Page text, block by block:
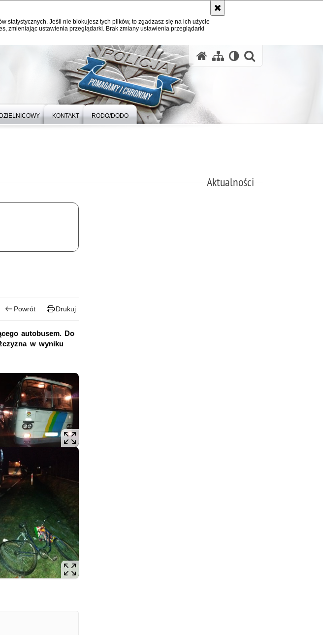
statystycznych. Jeśli nie blokujesz tych plików, to zgadzasz się na ich użycie
zmieniając ustawienia przeglądarki. Brak zmiany ustawienia przeglądarki
KONTAKT RODO/DODO
Aktualności
Powrót Drukuj
autobusem. Do
w wyniku